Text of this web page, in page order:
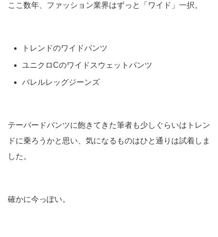
ここ数年、ファッション業界はずっと「ワイド」一択。
トレンドのワイドパンツ
ユニクロCのワイドスウェットパンツ
バレルレッグジーンズ
テーパードパンツに飽きてきた筆者も少しぐらいはトレン
ドに乗ろうかと思い、気になるものはひと通りは試着しま
した。
確かに今っぽい。